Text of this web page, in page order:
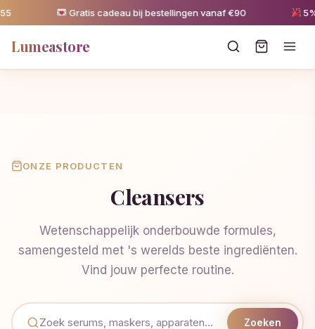
Gratis cadeau bij bestellingen vanaf €90 5%
Lumeastore
ONZE PRODUCTEN
Cleansers
Wetenschappelijk onderbouwde formules,
samengesteld met 's werelds beste ingrediënten.
Vind jouw perfecte routine.
Zoeken